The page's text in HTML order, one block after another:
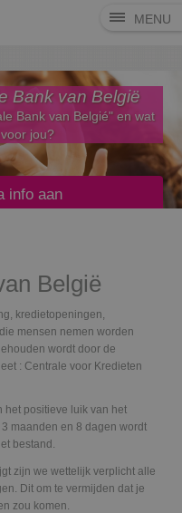
MENU
Bank van België
Bank van Belgié" en wat
jou?
info aan
België
kredietopeningen,
mensen nemen worden
wordt door de
: Centrale voor Kredieten
het positieve luik van het
maanden en 8 dagen wordt
bestand.
zijn we wettelijk verplicht alle
Dit om te vermijden dat je
zou komen.